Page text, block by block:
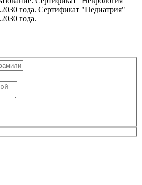
года. Сертификат "Педиатрия"
года.